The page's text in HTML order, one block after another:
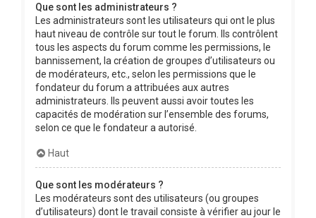
Que sont les administrateurs ?
Les administrateurs sont les utilisateurs qui ont le plus
haut niveau de contrôle sur tout le forum. Ils contrôlent
tous les aspects du forum comme les permissions, le
bannissement, la création de groupes d’utilisateurs ou
de modérateurs, etc., selon les permissions que le
fondateur du forum a attribuées aux autres
administrateurs. Ils peuvent aussi avoir toutes les
capacités de modération sur l’ensemble des forums,
selon ce que le fondateur a autorisé.
Haut
Que sont les modérateurs ?
Les modérateurs sont des utilisateurs (ou groupes
d’utilisateurs) dont le travail consiste à vérifier au jour le